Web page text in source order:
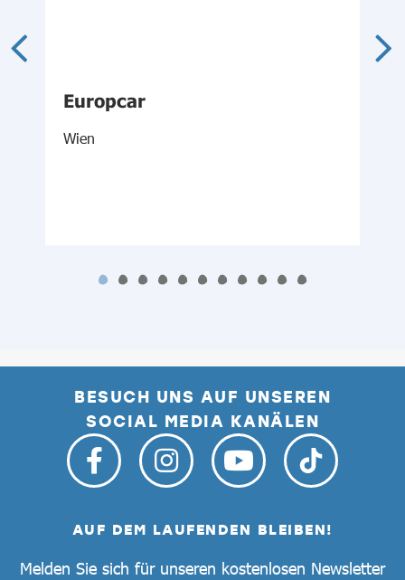
Europcar
Wien
BESUCH UNS AUF UNSEREN
SOCIAL MEDIA KANÄLEN
AUF DEM LAUFENDEN BLEIBEN!
Melden Sie sich für unseren kostenlosen Newsletter